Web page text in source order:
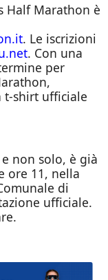
Half Marathon è
. Le iscrizioni
. Con una
per
t-shirt ufficiale
non solo, è già
ore 11, nella
di
ufficiale.